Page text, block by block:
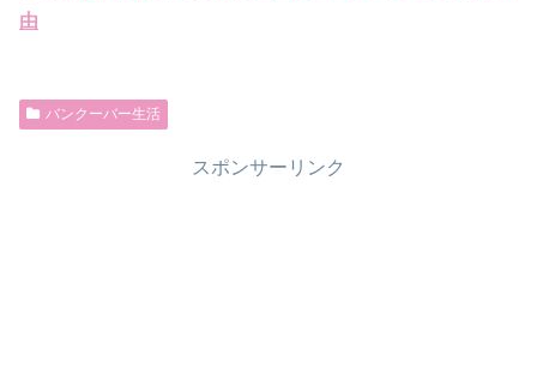
由
バンクーバー生活
スポンサーリンク